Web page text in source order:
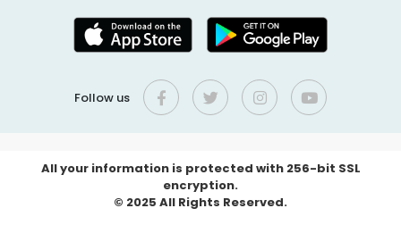
Follow us
All your information is protected with 256-bit SSL
encryption.
© 2025 All Rights Reserved.